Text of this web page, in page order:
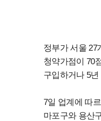
정부가 서울 27
청약가점이 70
구입하거나 5
7일 업계에 따
마포구와 용산